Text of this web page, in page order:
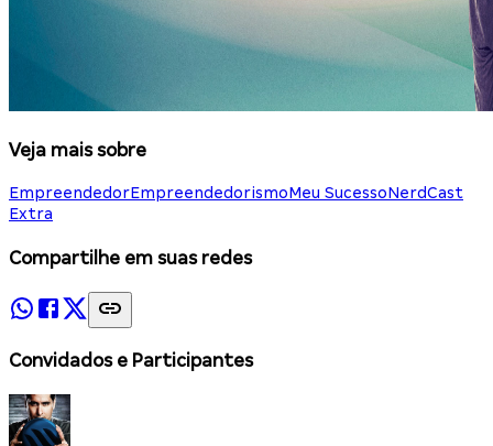
Veja mais sobre
EmpreendedorEmpreendedorismoMeu SucessoNerdCast
Extra
Compartilhe em suas redes
Convidados e Participantes